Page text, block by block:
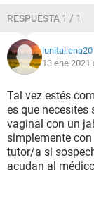
RESPUESTA 1 / 1
lunitallena20
13 ene 2021
Tal vez estés
es que
vaginal con un
simplemente
tutor/a si
acudan al